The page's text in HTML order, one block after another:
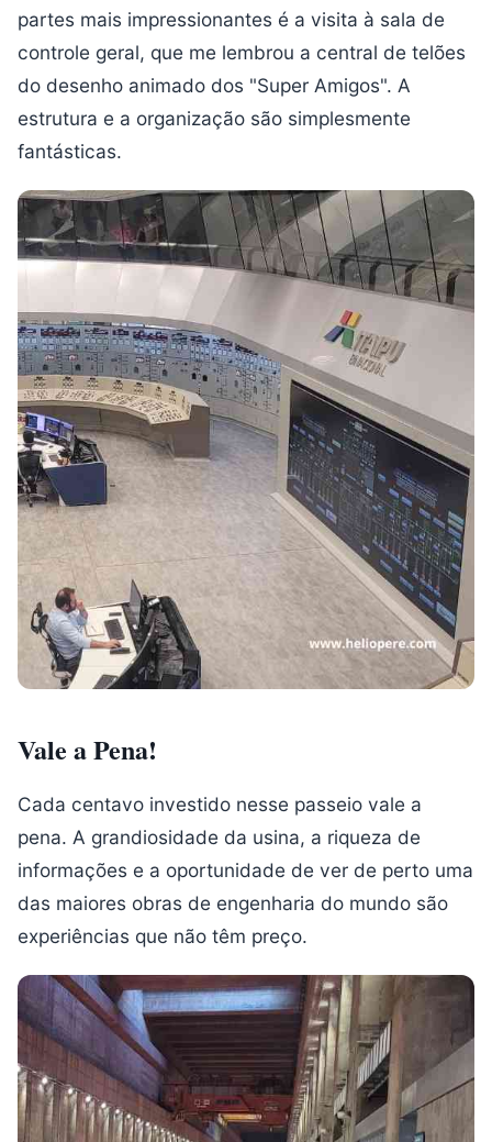
partes mais impressionantes é a visita à sala de
controle geral, que me lembrou a central de telões
do desenho animado dos "Super Amigos". A
estrutura e a organização são simplesmente
fantásticas.
Vale a Pena!
Cada centavo investido nesse passeio vale a
pena. A grandiosidade da usina, a riqueza de
informações e a oportunidade de ver de perto uma
das maiores obras de engenharia do mundo são
experiências que não têm preço.